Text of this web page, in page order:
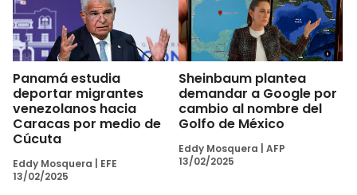
Panamá estudia
deportar migrantes
venezolanos hacia
Caracas por medio de
Cúcuta
Eddy Mosquera
EFE
13/02/2025
Sheinbaum plantea
demandar a Google por
cambio al nombre del
Golfo de México
Eddy Mosquera
AFP
13/02/2025